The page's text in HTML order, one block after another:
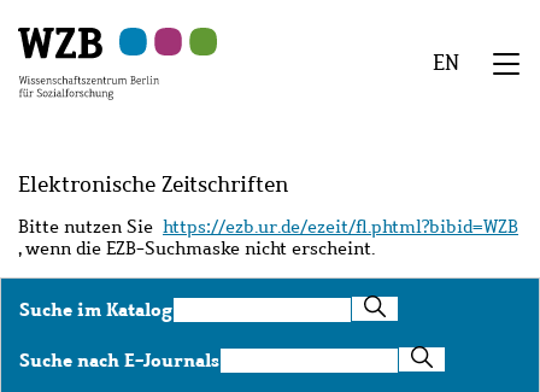
Hauptinhalt
springen
Navigation
springen
Suche
springen
Sekundärnavigation
springen
Fußzeile
springen
EN
Elektronische Zeitschriften
Bitte nutzen Sie https://ezb.ur.de/ezeit/fl.phtml?bibid=WZB
, wenn die EZB-Suchmaske nicht erscheint.
Suche im KatalogSuche
im
Katalog
Suche nach E-JournalsSuche
nach